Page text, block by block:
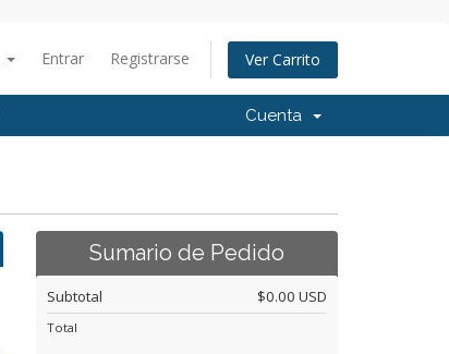
Entrar Registrarse Ver Carrito
Cuenta
Sumario de Pedido
Subtotal $0.00 USD
Total